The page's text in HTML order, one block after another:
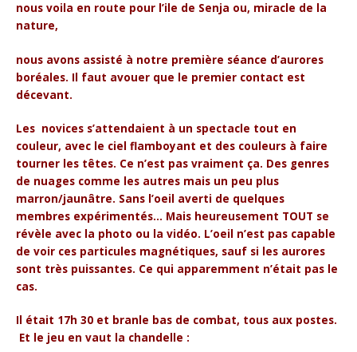
nous voila en route pour l’ile de Senja ou, miracle de la
nature,
nous avons assisté à notre première séance d’aurores
boréales. Il faut avouer que le premier contact est
décevant.
Les novices s’attendaient à un spectacle tout en
couleur, avec le ciel flamboyant et des couleurs à faire
tourner les têtes. Ce n’est pas vraiment ça. Des genres
de nuages comme les autres mais un peu plus
marron/jaunâtre. Sans l’oeil averti de quelques
membres expérimentés… Mais heureusement TOUT se
révèle avec la photo ou la vidéo. L’oeil n’est pas capable
de voir ces particules magnétiques, sauf si les aurores
sont très puissantes. Ce qui apparemment n’était pas le
cas.
Il était 17h 30 et branle bas de combat, tous aux postes.
Et le jeu en vaut la chandelle :